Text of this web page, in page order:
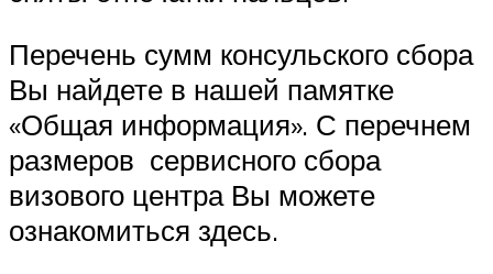
Перечень сумм консульского сбора
Вы найдете в нашей памятке
«Общая информация». С перечнем
размеров сервисного сбора
визового центра Вы можете
ознакомиться здесь.